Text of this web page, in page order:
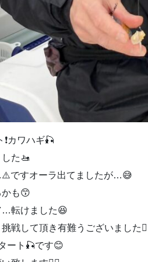
❗️カワハギ🎣
した🚤
ですオーラ出てましたが…😅
も😙
転けました😆
戦して頂き有難うございました
ート🎣です😊